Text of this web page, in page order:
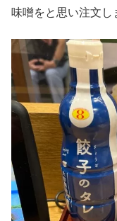
味噌をと思い注文し